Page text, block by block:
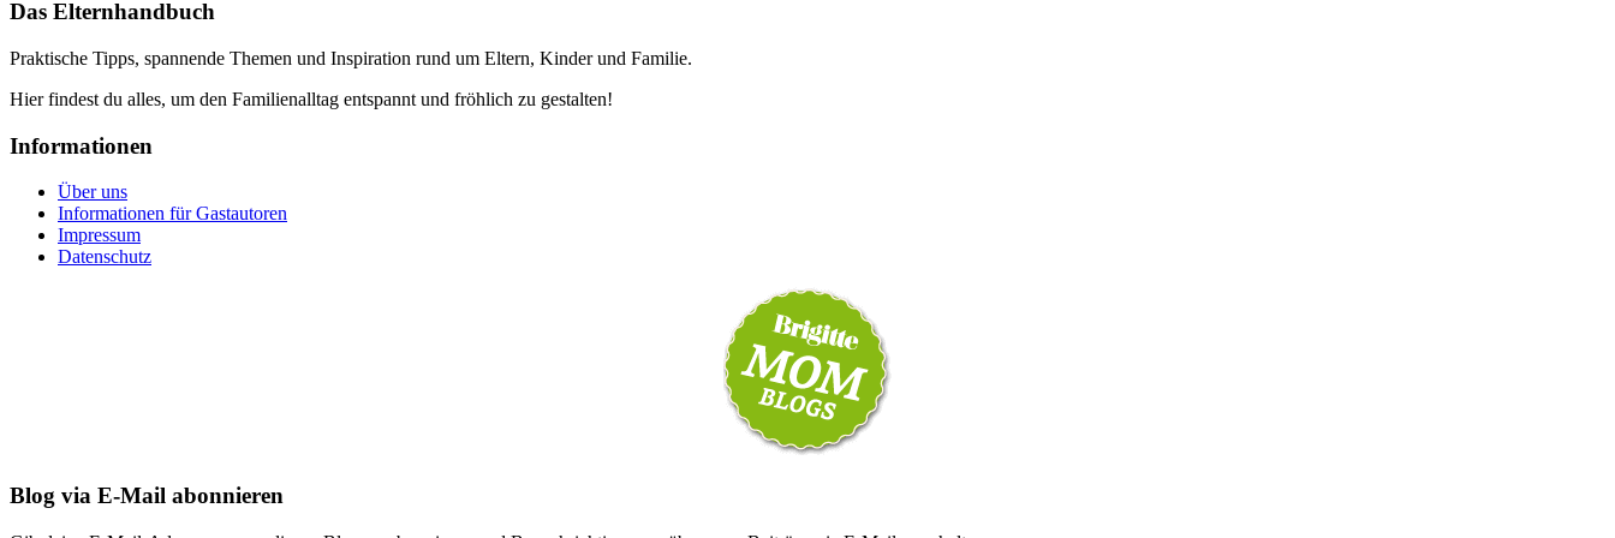
Das Elternhandbuch
Praktische Tipps, spannende Themen und Inspiration rund um Eltern, Kinder und Familie.
Hier findest du alles, um den Familienalltag entspannt und fröhlich zu gestalten!
Informationen
Über uns
Informationen für Gastautoren
Impressum
Datenschutz
Blog via E-Mail abonnieren